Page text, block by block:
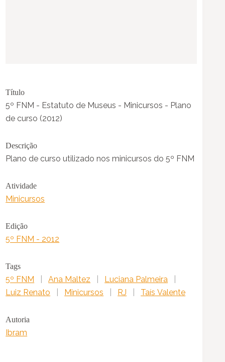
Título
5º FNM - Estatuto de Museus - Minicursos - Plano
de curso (2012)
Descrição
Plano de curso utilizado nos minicursos do 5º FNM
Atividade
Minicursos
Edição
5º FNM - 2012
Tags
5º FNM Ana Maltez Luciana Palmeira
Luiz Renato
Minicursos RJ Taís Valente
Autoria
Ibram